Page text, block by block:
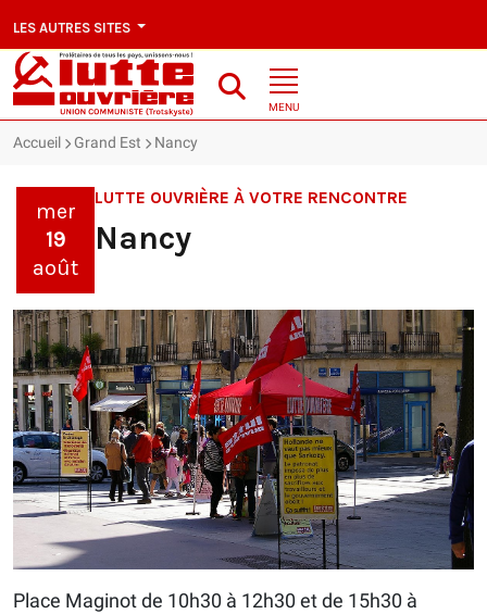
LES AUTRES SITES
MENU
Accueil Grand Est Nancy
mer
19
août
LUTTE OUVRIÈRE À VOTRE RENCONTRE
Nancy
Place Maginot de 10h30 à 12h30 et de 15h30 à